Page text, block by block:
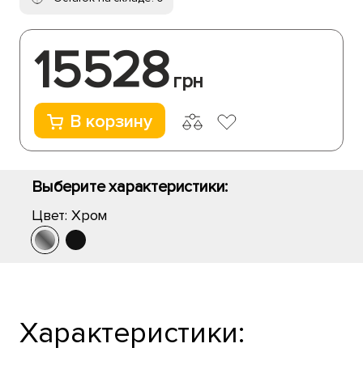
15528 грн
В корзину
Выберите характеристики:
Цвет: Хром
Характеристики: